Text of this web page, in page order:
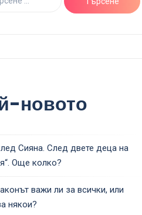
новото
Сияна. След двете деца на
Още колко?
важи ли за всички, или
някои?